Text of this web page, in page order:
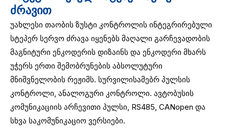
ძრავით
უახლესი თაობის ზუსტი კონტროლის ინტეგრირებული
სტეპერ სერვო ძრავა იყენებს მაღალი გარჩევადობის
მაგნიტური ენკოდერის დიზაინს და ენკოდერი მხარს
უჭერს ერთი შემობრუნების აბსოლუტური
მნიშვნელობის რეჟიმს. სურვილისამებრ პულსის
კონტროლი, ანალოგური კონტროლი. ავტობუსის
კომუნიკაციის არჩევითი პულსი, RS485, CANopen და
სხვა საკომუნიკაციო ვერსიები.